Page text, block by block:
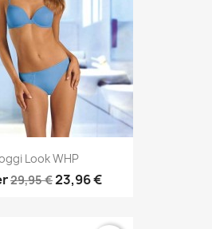
Look WHP
29,95 €23,96 €